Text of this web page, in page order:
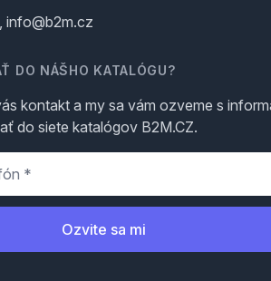
info@b2m.cz
DO NÁŠHO KATALÓGU?
kontakt a my sa vám ozveme s
do siete katalógov B2M.CZ.
Ozvite sa mi